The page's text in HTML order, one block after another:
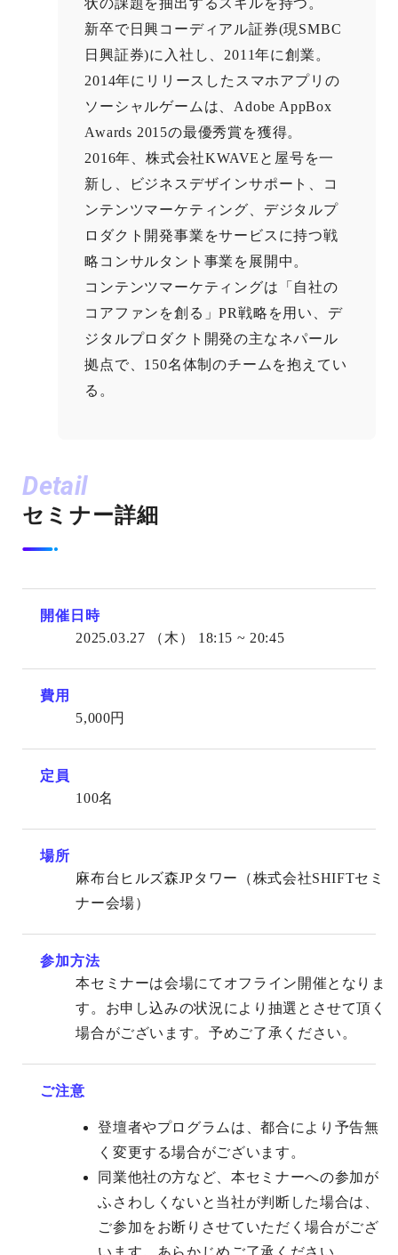
新卒で日興コーディアル証券(現SMBC
日興証券)に入社し、2011年に創業。
2014年にリリースしたスマホアプリの
ソーシャルゲームは、Adobe AppBox
Awards 2015の最優秀賞を獲得。
2016年、株式会社KWAVEと屋号を一
新し、ビジネスデザインサポート、コ
ンテンツマーケティング、デジタルプ
ロダクト開発事業をサービスに持つ戦
略コンサルタント事業を展開中。
コンテンツマーケティングは「自社の
コアファンを創る」PR戦略を用い、デ
ジタルプロダクト開発の主なネパール
拠点で、150名体制のチームを抱えてい
る。
Detail
セミナー詳細
開催日時
2025.03.27 （木） 18:15 ~ 20:45
費用
5,000円
定員
100名
場所
麻布台ヒルズ森JPタワー（株式会社SHIFTセミ
ナー会場）
参加方法
本セミナーは会場にてオフライン開催となりま
す。お申し込みの状況により抽選とさせて頂く
場合がございます。予めご了承ください。
ご注意
登壇者やプログラムは、都合により予告無
く変更する場合がございます。
同業他社の方など、本セミナーへの参加が
ふさわしくないと当社が判断した場合は、
ご参加をお断りさせていただく場合がござ